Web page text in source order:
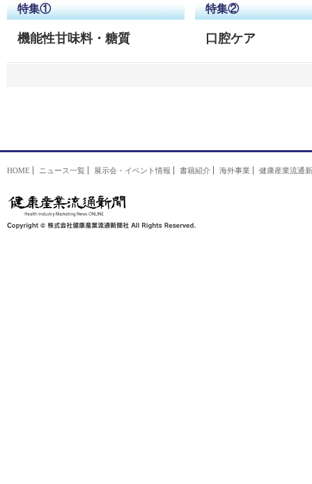
特集①
機能性甘味料・糖質
特集②
口腔ケア
HOME ニュース一覧 展示会・イベント情報 書籍紹介 海外事業 健康産業流通